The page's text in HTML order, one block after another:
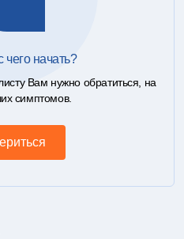
чего начать?
Вам нужно обратиться, на
симптомов.